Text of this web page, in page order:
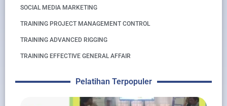
SOCIAL MEDIA MARKETING
TRAINING PROJECT MANAGEMENT CONTROL
TRAINING ADVANCED RIGGING
TRAINING EFFECTIVE GENERAL AFFAIR
Pelatihan Terpopuler